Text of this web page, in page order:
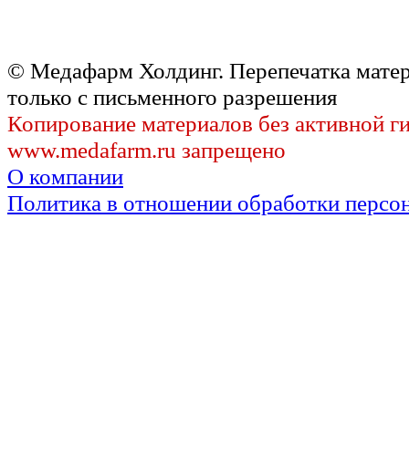
© Медафарм Холдинг. Перепечатка
только с письменного разрешения
Копирование материалов без активной
www.medafarm.ru запрещено
О компании
Политика в отношении обработки